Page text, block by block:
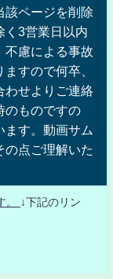
該ページを削除
く3営業日以内
不慮による事故
すので何卒、
わせよりご連絡
のものですの
ます。動画サム
の点ご理解いた
。
↓下記のリン